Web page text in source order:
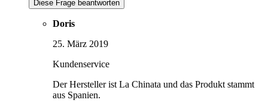
Diese Frage beantworten
Doris
25. März 2019
Kundenservice
Der Hersteller ist La Chinata und das Produkt stammt
aus Spanien.